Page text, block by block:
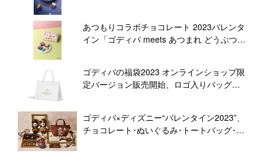
あつもりコラボチョコレート 2023バレンタ
イン「ゴディバ meets あつまれ どうぶつの
ゴディバの福袋2023 オンラインショップ限
定バージョン販売開始、ロゴ入りバッグと
ゴディバ×ディズニー“バレンタイン2023”、
チョコレート･ぬいぐるみ･トートバッグ･ポ